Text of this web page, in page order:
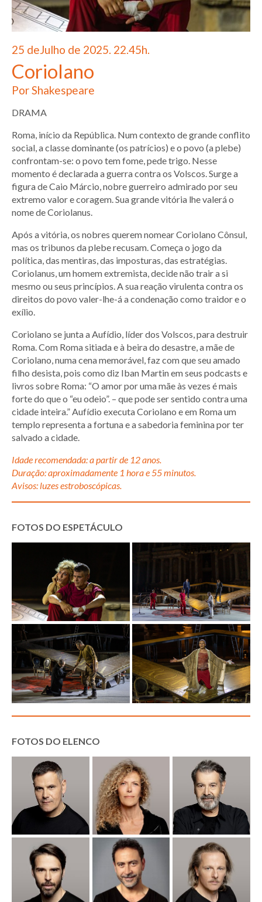
25 deJulho de 2025. 22.45h.
Coriolano
Por Shakespeare
DRAMA
Roma, início da República. Num contexto de grande conflito
social, a classe dominante (os patrícios) e o povo (a plebe)
confrontam-se: o povo tem fome, pede trigo. Nesse
momento é declarada a guerra contra os Volscos. Surge a
figura de Caio Márcio, nobre guerreiro admirado por seu
extremo valor e coragem. Sua grande vitória lhe valerá o
nome de Coriolanus.
Após a vitória, os nobres querem nomear Coriolano Cônsul,
mas os tribunos da plebe recusam. Começa o jogo da
política, das mentiras, das imposturas, das estratégias.
Coriolanus, um homem extremista, decide não trair a si
mesmo ou seus princípios. A sua reação virulenta contra os
direitos do povo valer-lhe-á a condenação como traidor e o
exílio.
Coriolano se junta a Aufídio, líder dos Volscos, para destruir
Roma. Com Roma sitiada e à beira do desastre, a mãe de
Coriolano, numa cena memorável, faz com que seu amado
filho desista, pois como diz Iban Martin em seus podcasts e
livros sobre Roma: “O amor por uma mãe às vezes é mais
forte do que o “eu odeio”. – que pode ser sentido contra uma
cidade inteira.” Aufídio executa Coriolano e em Roma um
templo representa a fortuna e a sabedoria feminina por ter
salvado a cidade.
Idade recomendada: a partir de 12 anos.
Duração: aproximadamente 1 hora e 55 minutos.
Avisos: luzes estroboscópicas.
FOTOS DO ESPETÁCULO
FOTOS DO ELENCO